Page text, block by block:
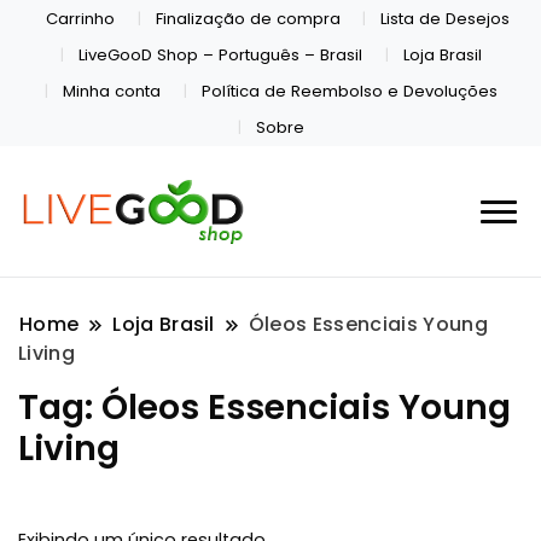
Carrinho Finalização de compra
Lista de Desejos
LiveGooD Shop – Português – Brasil
Loja Brasil
Minha conta
Política de Reembolso e Devoluções
Sobre
Home Loja Brasil
Óleos Essenciais Young
Living
Tag: Óleos Essenciais Young
Living